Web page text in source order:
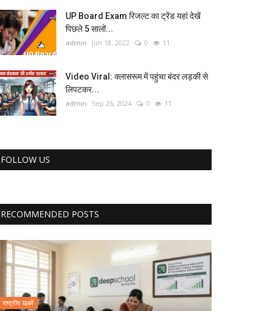
UP Board Exam रिजल्ट का ट्रेंड यहां देखें
पिछले 5 सालों...
admin Jun 18, 2022 0 11
Video Viral: क्‍लासरूम में पहुंचा बंदर लड़की से
लिपटकर...
admin Sep 26, 2024 0 11
FOLLOW US
RECOMMENDED POSTS
राष्ट्रीय खबरें